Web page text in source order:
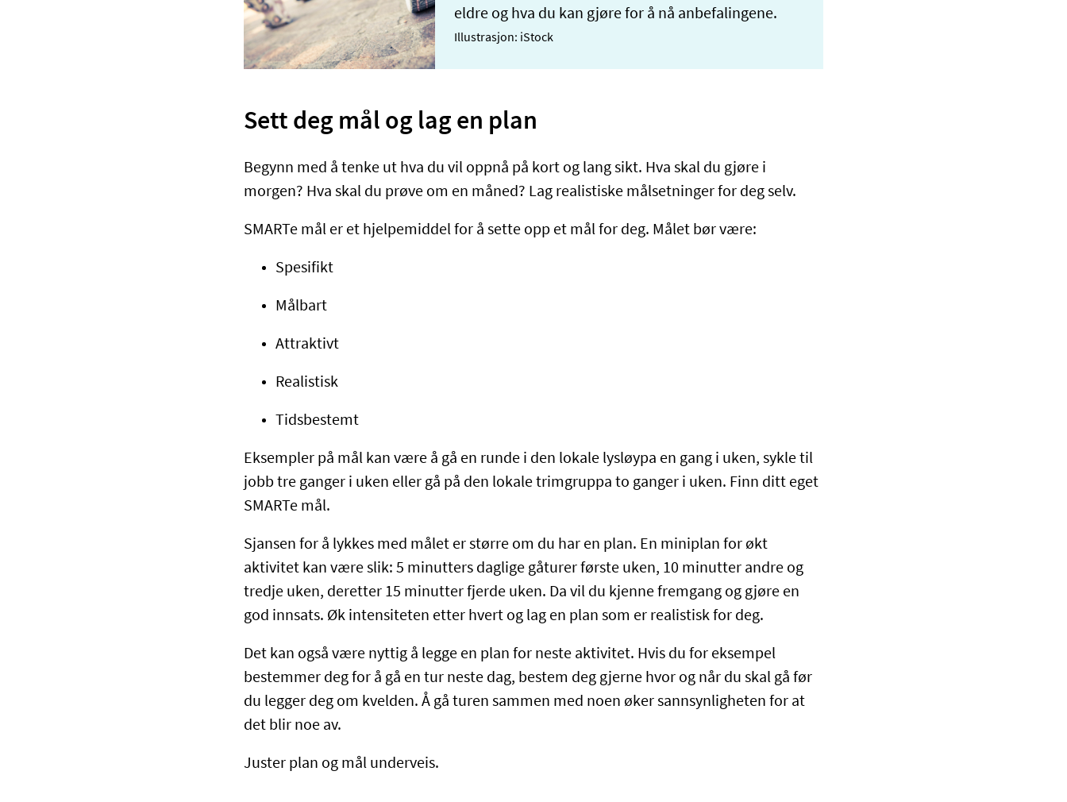
eldre og hva du kan gjøre for å nå anbefalingene.
Illustrasjon: iStock
Sett deg mål og lag en plan
Begynn med å tenke ut hva du vil oppnå på kort og lang sikt. Hva skal du gjøre i
morgen? Hva skal du prøve om en måned? Lag realistiske målsetninger for deg selv.
SMARTe mål er et hjelpemiddel for å sette opp et mål for deg. Målet bør være:
Spesifikt
Målbart
Attraktivt
Realistisk
Tidsbestemt
Eksempler på mål kan være å gå en runde i den lokale lysløypa en gang i uken, sykle til
jobb tre ganger i uken eller gå på den lokale trimgruppa to ganger i uken. Finn ditt eget
SMARTe mål.
Sjansen for å lykkes med målet er større om du har en plan. En miniplan for økt
aktivitet kan være slik: 5 minutters daglige gåturer første uken, 10 minutter andre og
tredje uken, deretter 15 minutter fjerde uken. Da vil du kjenne fremgang og gjøre en
god innsats. Øk intensiteten etter hvert og lag en plan som er realistisk for deg.
Det kan også være nyttig å legge en plan for neste aktivitet. Hvis du for eksempel
bestemmer deg for å gå en tur neste dag, bestem deg gjerne hvor og når du skal gå før
du legger deg om kvelden. Å gå turen sammen med noen øker sannsynligheten for at
det blir noe av.
Juster plan og mål underveis.